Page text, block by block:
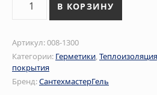
В КОРЗИНУ
Артикул:008-1300
Категории: Герметики,
покрытия
Бренд:СантехмастерГель